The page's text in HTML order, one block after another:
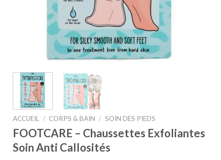
ACCUEIL / CORPS & BAIN / SOIN DES PIEDS
FOOTCARE – Chaussettes Exfoliantes
Soin Anti Callosités